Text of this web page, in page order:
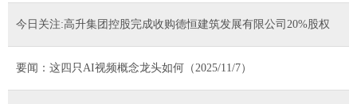
今日关注:高升集团控股完成收购德恒建筑发展有限公司20%股权
要闻：这四只AI视频概念龙头如何（2025/11/7）